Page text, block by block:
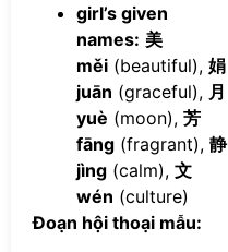
girl’s given
names: 美
měi (beautiful), 娟
juān (graceful), 月
yuè (moon), 芳
fāng (fragrant), 静
jìng (calm), 文
wén (culture)
Đoạn hội thoại mẫu: